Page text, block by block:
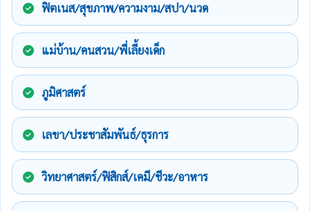
ฟิตเนส/สุขภาพ/ความงาม/สปา/นวด
แม่บ้าน/คนสวน/พี่เลี้ยงเด็ก
ภูมิศาสตร์
เลขา/ประชาสัมพันธ์/ธุรการ
วิทยาศาสตร์/ฟิสิกส์/เคมี/ชีวะ/อาหาร